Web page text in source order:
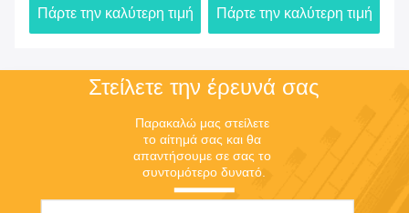
Πάρτε την καλύτερη τιμή
συνδεσιμότητα με Drone
μακρινών αποστάσεων
Πάρτε την καλύτερη τιμή
Στείλετε την έρευνά σας
Παρακαλώ μας στείλετε
το αίτημά σας και θα
απαντήσουμε σε σας το
συντομότερο δυνατό.